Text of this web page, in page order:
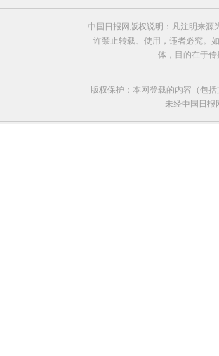
中国日报网版权说明：凡注明来源
许禁止转载、使用，违者必究。
体，目的在于
版权保护：本网登载的内容（包
未经中国日报